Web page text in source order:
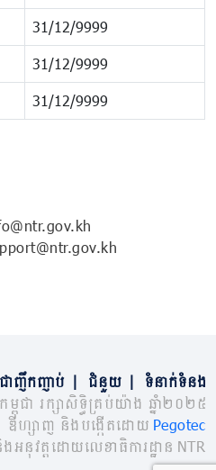
31/12/9999
31/12/9999
31/12/9999
ាញឹកញាប់ ជំនួយ
ទំនាក់ទំនង
ពុជា រក្សាសិទ្ធិគ្រប់យ៉ាង ឆ្នាំ២០២៥
ឌីហ្សាញ និងបង្កើតដោយ Pegotec
អនុវត្តដោយលេខាធិការដ្ឋាន NTR